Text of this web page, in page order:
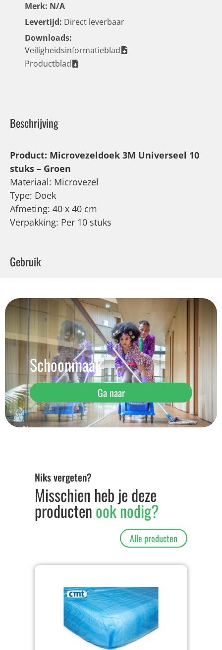
Merk: N/A
Levertijd: Direct leverbaar
Downloads:
Veiligheidsinformatieblad
Productblad
Beschrijving
Product: Microvezeldoek 3M Universeel 10
stuks – Groen
Materiaal: Microvezel
Type: Doek
Afmeting: 40 x 40 cm
Verpakking: Per 10 stuks
Gebruik
Schoonmaak
Ga naar
Niks vergeten?
Misschien heb je deze
productenook nodig?
Alle producten